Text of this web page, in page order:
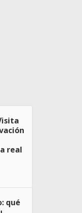
real
qué